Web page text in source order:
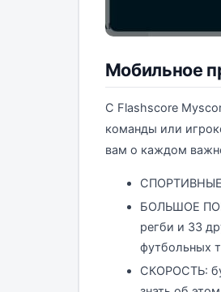
Мобильное
С Flashscore
команды или
вам о каждом
БОЛЬШОЕ
регби и 33
футбольных
СКОРОСТЬ: